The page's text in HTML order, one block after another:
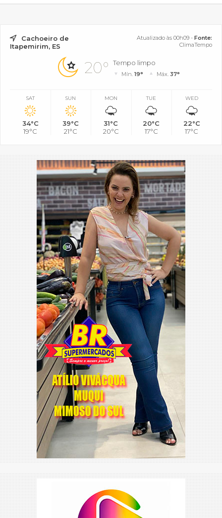
Cachoeiro de
Itapemirim, ES
Atualizado às 00h09 - Fonte:
ClimaTempo
20° Tempo limpo
Mín.19° Máx. 37°
SAT
34°C
19°C
SUN
39°C
21°C
MON
31°C
20°C
TUE
20°C
17°C
WED
22°C
17°C